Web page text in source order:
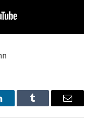
Tumblr Имэйл